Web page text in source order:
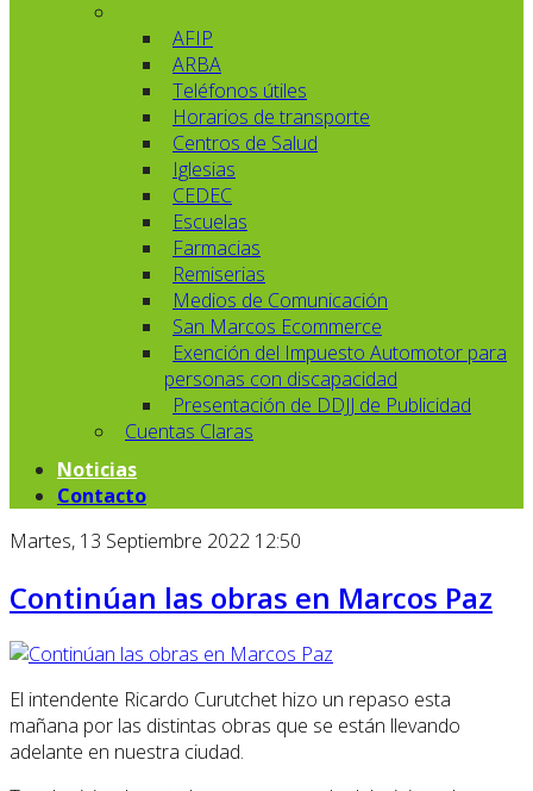
AFIP
ARBA
Teléfonos útiles
Horarios de transporte
Centros de Salud
Iglesias
CEDEC
Escuelas
Farmacias
Remiserias
Medios de Comunicación
San Marcos Ecommerce
Exención del Impuesto Automotor para
personas con discapacidad
Presentación de DDJJ de Publicidad
Cuentas Claras
Noticias
Contacto
Martes, 13 Septiembre 2022 12:50
Continúan las obras en Marcos Paz
El intendente Ricardo Curutchet hizo un repaso esta
mañana por las distintas obras que se están llevando
adelante en nuestra ciudad.